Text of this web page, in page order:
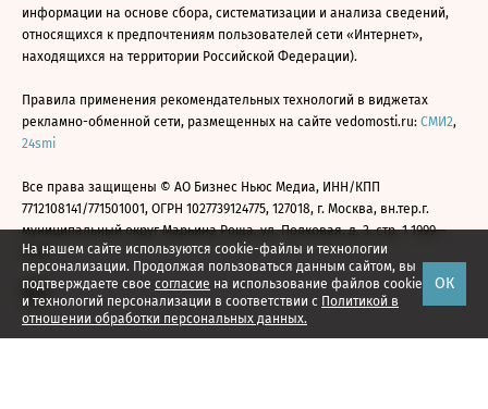
На нашем сайте используются cookie-файлы и технологии
персонализации. Продолжая пользоваться данным сайтом, вы
подтверждаете свое согласие на использование файлов cookie
и технологий персонализации в соответствии с Политикой в
отношении обработки персональных данных.
ОК
информации на основе сбора, систематизации и анализа сведений,
относящихся к предпочтениям пользователей сети «Интернет»,
находящихся на территории Российской Федерации).
Правила применения рекомендательных технологий в виджетах
рекламно-обменной сети, размещенных на сайте vedomosti.ru: СМИ2,
24smi
Все права защищены © АО Бизнес Ньюс Медиа, ИНН/КПП
7712108141/771501001, ОГРН 1027739124775, 127018, г. Москва, вн.тер.г.
муниципальный округ Марьина Роща, ул. Полковая, д. 3, стр. 1 1999—
2026